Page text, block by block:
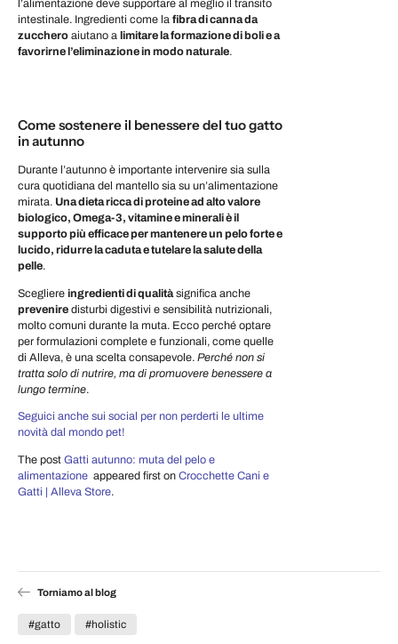
l’alimentazione deve supportare al meglio il transito
intestinale. Ingredienti come la fibra di canna da
zucchero aiutano a limitare la formazione di boli e a
favorirne l’eliminazione in modo naturale.
Come sostenere il benessere del tuo gatto
in autunno
Durante l’autunno è importante intervenire sia sulla
cura quotidiana del mantello sia su un’alimentazione
mirata. Una dieta ricca di proteine ad alto valore
biologico, Omega-3, vitamine e minerali è il
supporto più efficace per mantenere un pelo forte e
lucido, ridurre la caduta e tutelare la salute della
pelle.
Scegliere ingredienti di qualità significa anche
prevenire disturbi digestivi e sensibilità nutrizionali,
molto comuni durante la muta. Ecco perché optare
per formulazioni complete e funzionali, come quelle
di Alleva, è una scelta consapevole. Perché non si
tratta solo di nutrire, ma di promuovere benessere a
lungo termine.
Seguici anche sui social per non perderti le ultime
novità dal mondo pet!
The post Gatti autunno: muta del pelo e
alimentazione appeared first on Crocchette Cani e
Gatti | Alleva Store.
Torniamo al blog
#gatto #holistic